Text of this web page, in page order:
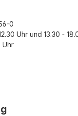
0
Uhr und 13.30 -